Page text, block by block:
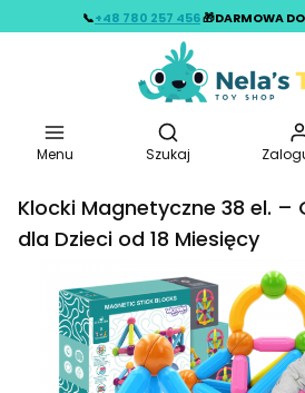
📞+48 780 257 456🎁DARMOWA
Menu
Otwórz
Szukaj
Klocki Magnetyczne 38 el. –
dla Dzieci od 18 Miesięcy